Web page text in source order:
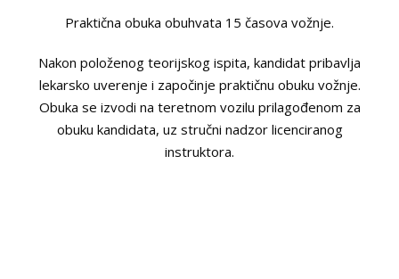
Praktična obuka obuhvata 15 časova vožnje.
Nakon položenog teorijskog ispita, kandidat pribavlja
lekarsko uverenje i započinje praktičnu obuku vožnje.
Obuka se izvodi na teretnom vozilu prilagođenom za
obuku kandidata, uz stručni nadzor licenciranog
instruktora.